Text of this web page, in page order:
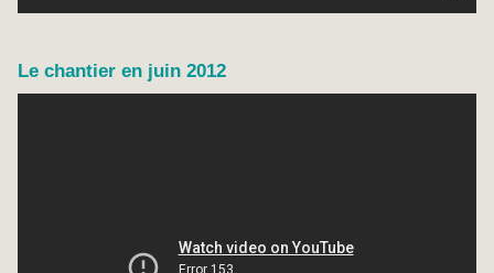
Le chantier en juin 2012